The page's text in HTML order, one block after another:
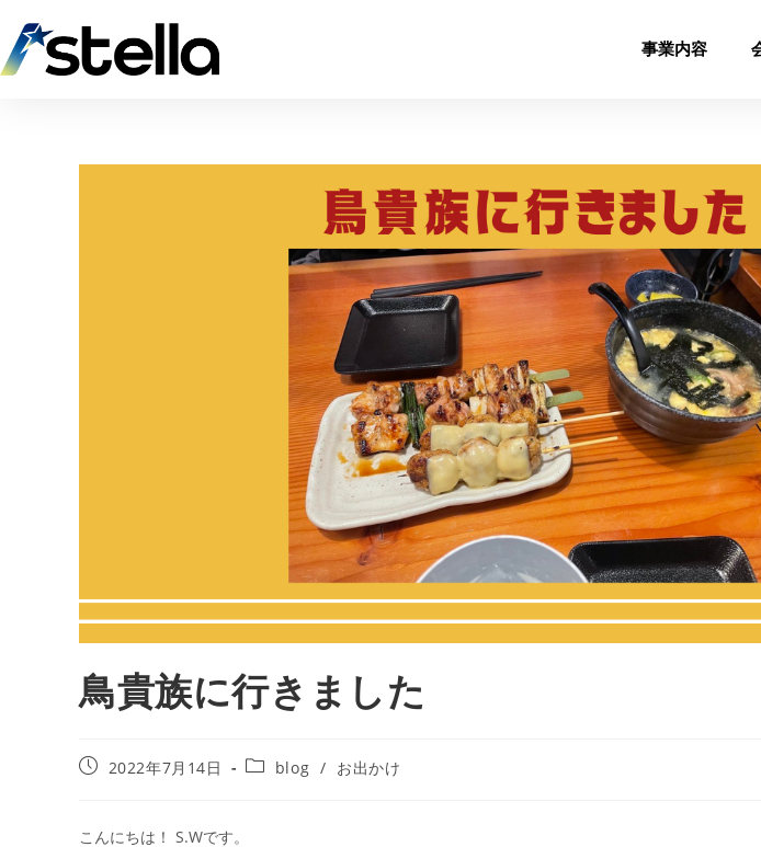
事業内容
鳥貴族に行きました
2022年7月14日 blog / お出かけ
こんにちは！ S.Wです。